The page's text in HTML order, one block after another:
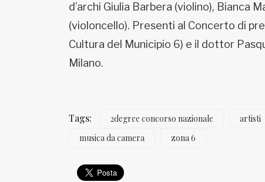
d’archi Giulia Barbera (violino), Bianca
(violoncello). Presenti al Concerto di
Cultura del Municipio 6) e il dottor
Milano.
Tags: 2degree concorso nazionale artisti
musica da camera
zona 6